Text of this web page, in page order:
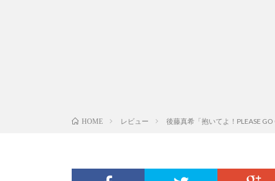
HOME レビュー 後藤真希「抱いてよ！PLEASE